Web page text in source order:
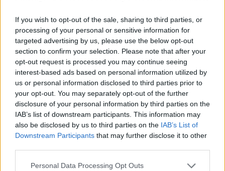
If you wish to opt-out of the sale, sharing to third parties, or
processing of your personal or sensitive information for
targeted advertising by us, please use the below opt-out
section to confirm your selection. Please note that after your
opt-out request is processed you may continue seeing
interest-based ads based on personal information utilized by
us or personal information disclosed to third parties prior to
your opt-out. You may separately opt-out of the further
disclosure of your personal information by third parties on the
IAB’s list of downstream participants. This information may
also be disclosed by us to third parties on the IAB’s List of
Downstream Participants that may further disclose it to other
Please note that this website/app uses one or more Google
Personal Data Processing Opt Outs